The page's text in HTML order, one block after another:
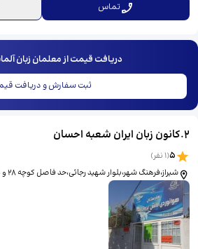
تماس
دریافت قیمت از معلمان زبان
ثبت سفارش و دریافت
2
.کانون زبان ایران شعبه احسان
5
(
1 نفر)
شیراز،فرهنگ شهر،بلوار شهید رجائی،حد فاصل کوچه 28 و 30 هنرستان هوانوردی شیراز